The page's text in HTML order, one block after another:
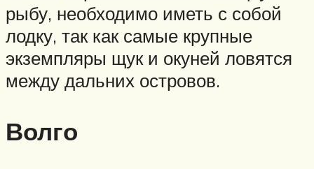
рыбу, необходимо иметь с собой
лодку, так как самые крупные
экземпляры щук и окуней ловятся
между дальних островов.
Волго